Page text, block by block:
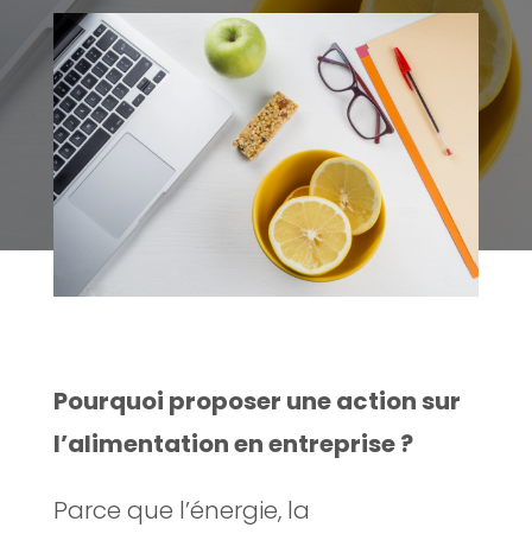
Pourquoi proposer une action sur
l’alimentation en entreprise ?
Parce que l’énergie, la